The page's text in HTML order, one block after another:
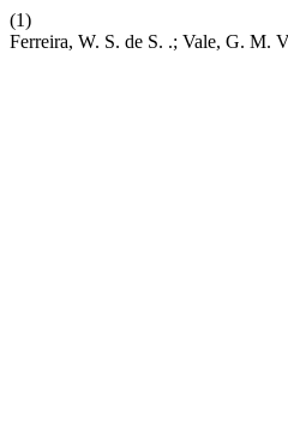
(1)
Ferreira, W. S. de S. .; Vale, G. M.